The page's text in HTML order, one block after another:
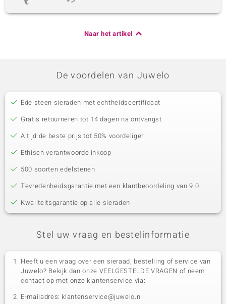
Naar het artikel
De voordelen van Juwelo
Edelsteen sieraden met echtheidscertificaat
Gratis retourneren tot 14 dagen na ontvangst
Altijd de beste prijs tot 50% voordeliger
Ethisch verantwoorde inkoop
500 soorten edelstenen
Tevredenheidsgarantie met een klantbeoordeling van 9.0
Kwaliteitsgarantie op alle sieraden
Stel uw vraag en bestelinformatie
Heeft u een vraag over een sieraad, bestelling of service van
Juwelo? Bekijk dan onze VEELGESTELDE VRAGEN of neem
contact op met onze klantenservice via:
E-mailadres: klantenservice@juwelo.nl